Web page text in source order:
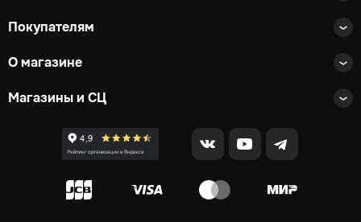
Покупателям
О магазине
Магазины и СЦ